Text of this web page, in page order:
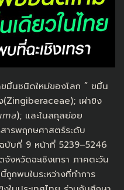
นชนิดใหม่ของโลก ” ขมิ้น
เผ่า​ขิง
และในสกุลย่อย
ารพฤกษศาสตร์ระดับ
บับที่ 9 หน้าที่ 5239–5246
หวัดฉะเชิงเทรา ภาคตะวัน
กพบในระหว่างที่ทำการ